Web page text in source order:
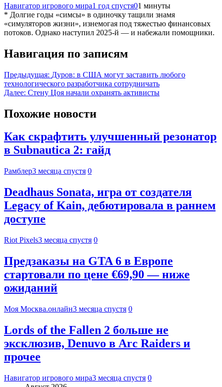
Навигатор игрового мира1 год спустя01 минуты
* Долгие годы «симсы» в одиночку тащили знамя
«симуляторов жизни», изнемогая под тяжестью финансовых
потоков. Однако наступил 2025-й — и набежали помощники.
Навигация по записям
Предыдущая: Дуров: в США могут заставить любого
технологического разработчика сотрудничать
Далее: Стену Цоя начали охранять активисты
Похожие новости
Как скрафтить улучшенный резонатор
в Subnautica 2: гайд
Рамблер3 месяца спустя 0
Deadhaus Sonata, игра от создателя
Legacy of Kain, дебютировала в раннем
доступе
Riot Pixels3 месяца спустя 0
Предзаказы на GTA 6 в Европе
стартовали по цене €69,90 — ниже
ожиданий
Моя Москва.онлайн3 месяца спустя 0
Lords of the Fallen 2 больше не
эксклюзив, Denuvo в Arc Raiders и
прочее
Навигатор игрового мира3 месяца спустя 0